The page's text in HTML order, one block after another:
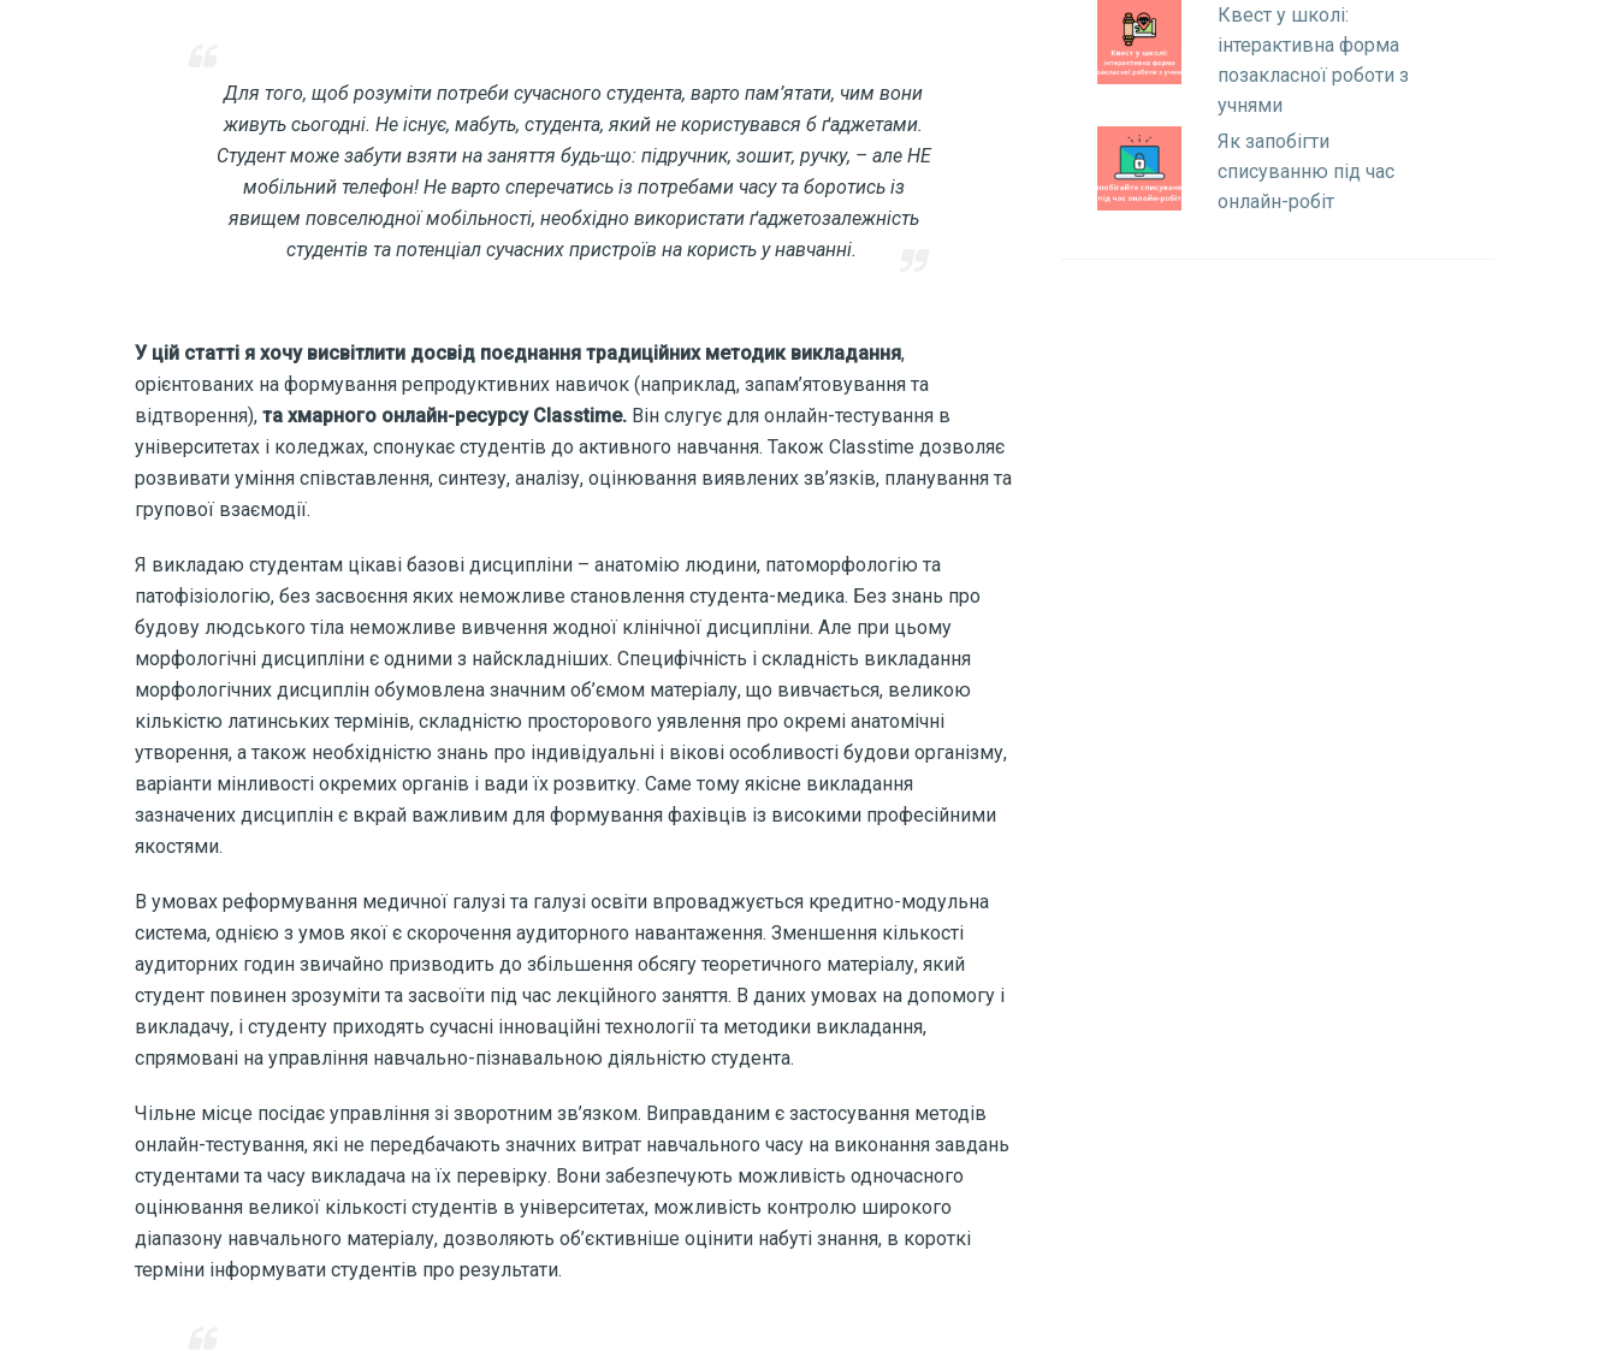
Для того, щоб розуміти потреби сучасного студента, варто пам’ятати, чим вони
живуть сьогодні. Не існує, мабуть, студента, який не користувався б ґаджетами.
Студент може забути взяти на заняття будь-що: підручник, зошит, ручку, – але НЕ
мобільний телефон! Не варто сперечатись із потребами часу та боротись із
явищем повселюдної мобільності, необхідно використати ґаджетозалежність
студентів та потенціал сучасних пристроїв на користь у навчанні.
У цій статті я хочу висвітлити досвід поєднання традиційних методик викладання,
орієнтованих на формування репродуктивних навичок (наприклад, запам’ятовування та
відтворення), та хмарного онлайн-ресурсу Classtime. Він слугує для онлайн-тестування в
університетах і коледжах, спонукає студентів до активного навчання. Також Classtime дозволяє
розвивати уміння співставлення, синтезу, аналізу, оцінювання виявлених зв’язків, планування та
групової взаємодії.
Я викладаю студентам цікаві базові дисципліни – анатомію людини, патоморфологію та
патофізіологію, без засвоєння яких неможливе становлення студента-медика. Без знань про
будову людського тіла неможливе вивчення жодної клінічної дисципліни. Але при цьому
морфологічні дисципліни є одними з найскладніших. Специфічність і складність викладання
морфологічних дисциплін обумовлена значним об’ємом матеріалу, що вивчається, великою
кількістю латинських термінів, складністю просторового уявлення про окремі анатомічні
утворення, а також необхідністю знань про індивідуальні і вікові особливості будови організму,
варіанти мінливості окремих органів і вади їх розвитку. Саме тому якісне викладання
зазначених дисциплін є вкрай важливим для формування фахівців із високими професійними
якостями.
В умовах реформування медичної галузі та галузі освіти впроваджується кредитно-модульна
система, однією з умов якої є скорочення аудиторного навантаження. Зменшення кількості
аудиторних годин звичайно призводить до збільшення обсягу теоретичного матеріалу, який
студент повинен зрозуміти та засвоїти під час лекційного заняття. В даних умовах на допомогу і
викладачу, і студенту приходять сучасні інноваційні технології та методики викладання,
спрямовані на управління навчально-пізнавальною діяльністю студента.
Чільне місце посідає управління зі зворотним зв’язком. Виправданим є застосування методів
онлайн-тестування, які не передбачають значних витрат навчального часу на виконання завдань
студентами та часу викладача на їх перевірку. Вони забезпечують можливість одночасного
оцінювання великої кількості студентів в університетах, можливість контролю широкого
діапазону навчального матеріалу, дозволяють об’єктивніше оцінити набуті знання, в короткі
терміни інформувати студентів про результати.
Квест у школі:
інтерактивна форма
позакласної роботи з
учнями
Як запобігти
списуванню під час
онлайн-робіт